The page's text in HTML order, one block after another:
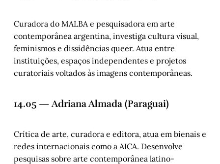
Curadora do MALBA e pesquisadora em arte
contemporânea argentina, investiga cultura visual,
feminismos e dissidências queer. Atua entre
instituições, espaços independentes e projetos
curatoriais voltados às imagens contemporâneas.
14.05 — Adriana Almada (Paraguai)
Crítica de arte, curadora e editora, atua em bienais e
redes internacionais como a AICA. Desenvolve
pesquisas sobre arte contemporânea latino-